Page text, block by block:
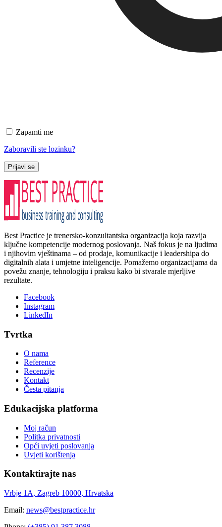
Zapamti me
Zaboravili ste lozinku?
Prijavi se
Best Practice je trenersko-konzultantska organizacija koja razvija
ključne kompetencije modernog poslovanja. Naš fokus je na ljudima
i njihovim vještinama – od prodaje, komunikacije i leadershipa do
digitalnih alata i umjetne inteligencije. Pomažemo organizacijama da
povežu znanje, tehnologiju i praksu kako bi stvarale mjerljive
rezultate.
Facebook
Instagram
LinkedIn
Tvrtka
O nama
Reference
Recenzije
Kontakt
Česta pitanja
Edukacijska platforma
Moj račun
Politka privatnosti
Opći uvjeti poslovanja
Uvjeti korištenja
Kontaktirajte nas
Vrbje 1A, Zagreb 10000, Hrvatska
Email: news@bestpractice.hr